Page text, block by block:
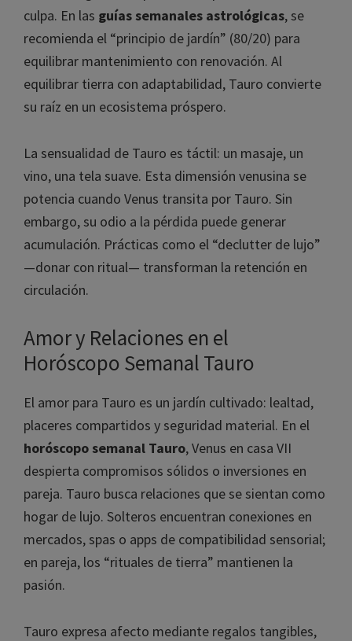
culpa. En las guías semanales astrológicas, se
recomienda el “principio de jardín” (80/20) para
equilibrar mantenimiento con renovación. Al
equilibrar tierra con adaptabilidad, Tauro convierte
su raíz en un ecosistema próspero.
La sensualidad de Tauro es táctil: un masaje, un
vino, una tela suave. Esta dimensión venusina se
potencia cuando Venus transita por Tauro. Sin
embargo, su odio a la pérdida puede generar
acumulación. Prácticas como el “declutter de lujo”
—donar con ritual— transforman la retención en
circulación.
Amor y Relaciones en el
Horóscopo Semanal Tauro
El amor para Tauro es un jardín cultivado: lealtad,
placeres compartidos y seguridad material. En el
horóscopo semanal Tauro, Venus en casa VII
despierta compromisos sólidos o inversiones en
pareja. Tauro busca relaciones que se sientan como
hogar de lujo. Solteros encuentran conexiones en
mercados, spas o apps de compatibilidad sensorial;
en pareja, los “rituales de tierra” mantienen la
pasión.
Tauro expresa afecto mediante regalos tangibles,